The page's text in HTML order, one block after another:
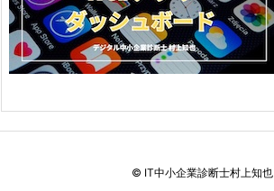
© IT中小企業診断士村上知也